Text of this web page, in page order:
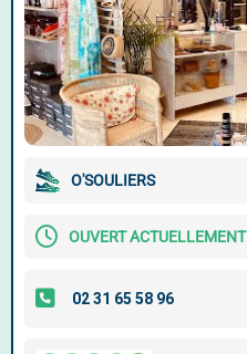
O'SOULIERS
OUVERT ACTUELLEMENT